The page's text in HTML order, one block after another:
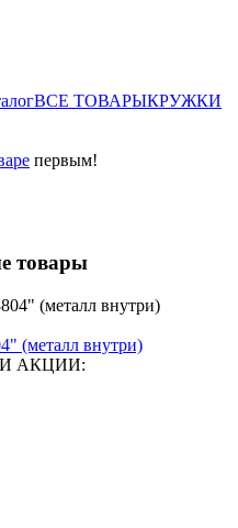
ВСЕ ТОВАРЫКРУЖКИ
первым!
товары
(металл внутри)
АКЦИИ: